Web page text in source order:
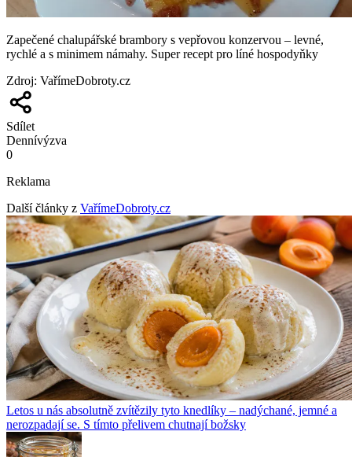
Zapečené chalupářské brambory s vepřovou konzervou – levné,
rychlé a s minimem námahy. Super recept pro líné hospodyňky
Zdroj: VařímeDobroty.cz
Sdílet
Dennívýzva
0
Reklama
Další články z VařímeDobroty.cz
Letos u nás absolutně zvítězily tyto knedlíky – nadýchané, jemné a
nerozpadají se. S tímto přelivem chutnají božsky